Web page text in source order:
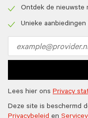
icon
icon
Ontdek de nieuwste
Unieke
address
Lees hier ons Privacy
Deze site is beschermd